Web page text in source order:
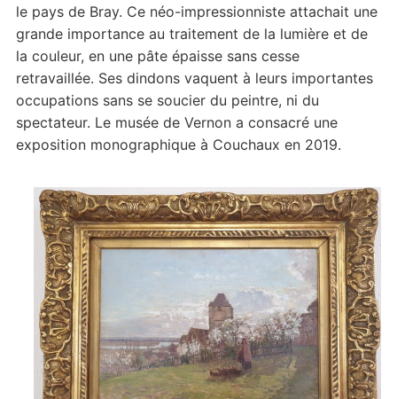
le pays de Bray. Ce néo-impressionniste attachait une
grande importance au traitement de la lumière et de
la couleur, en une pâte épaisse sans cesse
retravaillée. Ses dindons vaquent à leurs importantes
occupations sans se soucier du peintre, ni du
spectateur. Le musée de Vernon a consacré une
exposition monographique à Couchaux en 2019.